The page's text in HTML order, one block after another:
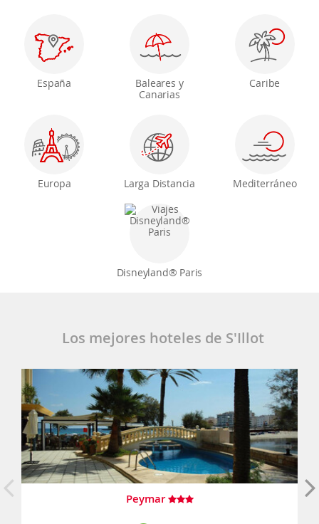
España
Baleares y
Canarias
Caribe
Europa Larga Distancia Mediterráneo
Disneyland® Paris
Los mejores hoteles de S'Illot
Peymar